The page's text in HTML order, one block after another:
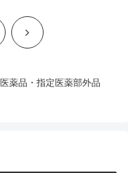
次
医薬品・指定医薬部外品